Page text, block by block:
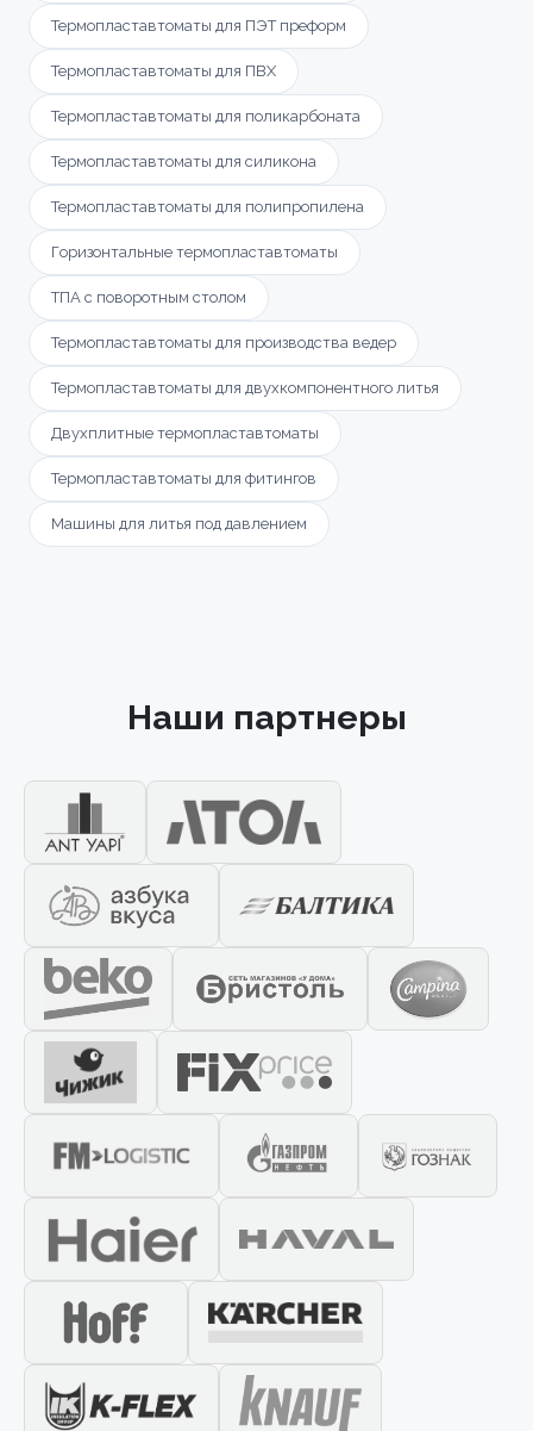
Термопластавтоматы для ПЭТ преформ
Термопластавтоматы для ПВХ
Термопластавтоматы для поликарбоната
Термопластавтоматы для силикона
Термопластавтоматы для полипропилена
Горизонтальные термопластавтоматы
ТПА с поворотным столом
Термопластавтоматы для производства ведер
Термопластавтоматы для двухкомпонентного литья
Двухплитные термопластавтоматы
Термопластавтоматы для фитингов
Машины для литья под давлением
Наши партнеры
Номер телефона *
Доп. информация
конфиденциальностииправилами обработки
📎 Прикрепить реквизиты
Заказать
Телефон *
Сообщение
Согласен с условиямиполитики
персональных данных
Отправить заявку
Телефон *
Сообщение
Согласен с условиямиполитики
конфиденциальности
и
Отправить заявку
ОПТИМИЗАЦИЯ
УПАКОВКИ С
ПАЛЛЕТООБМОТЧИКОМ
YJPO-1650-K
Купить